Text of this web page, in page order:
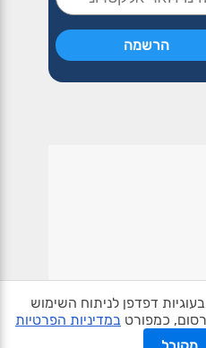
דפדפן לניתוח השימוש
כמפורט במדיניות הפרטיות
שימוש צור קשר בעלי אתרים